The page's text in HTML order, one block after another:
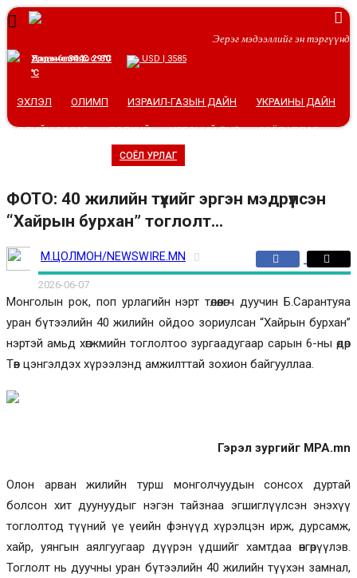
Эерэг мэдээллийг эн тэргүүнд
Эрдэнэт-Овоо:30
℃
Дархан:34 ℃
Улаанбаатар:29 ℃ USD | 3585
ЭХЛЭЛ ОЛИМП ИЗРАИЛ-ГАЗЫН ДАЙН УКРАИНЫ ДАЙН
ЭДИЙН ЗАСАГ ДЭЛХИЙ ИРГЭНИЙ ӨНЦӨГ СОЁЛ УРЛАГ
СОЁЛ УРЛАГ
ФОТО: 40 жилийн түүхийг эргэн мэдрүүлсэн
“Хайрын бурхан” тоглолт...
М.ЦОЛМОН/NEWSWIRE.MN
2026-06-07
Монголын рок, поп урлагийн нэрт төлөөлөгч дуучин Б.Сарантуяа
уран бүтээлийн 40 жилийн ойдоо зориулсан “Хайрын бурхан”
нэртэй амьд хөгжмийн тоглолтоо зургаадугаар сарын 6-ны өдөр
Төв цэнгэлдэх хүрээлэнд амжилттай зохион байгууллаа.
Гэрэл зургийг MPA.mn
Олон арван жилийн турш монголчуудын сонсох дуртай
болсон хит дуунуудыг нэгэн тайзнаа эгшиглүүлсэн энэхүү
тоглолтод түүний үе үеийн фэнүүд хүрэлцэн ирж, дурсамж,
хайр, уянгын аялгуугаар дүүрэн үдшийг хамтдаа өнгөрүүлэв.
Тоглолт нь дуучны уран бүтээлийн 40 жилийн түүхэн замнал,